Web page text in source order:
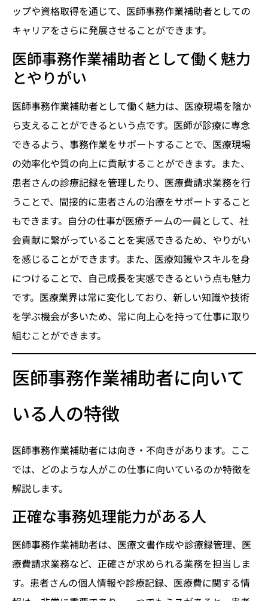
ップや資格取得を通じて、医師事務作業補助者としての
キャリアをさらに発展させることができます。
医師事務作業補助者として働く魅力
とやりがい
医師事務作業補助者として働く魅力は、医療現場を陰か
ら支えることができるという点です。医師が診療に専念
できるよう、事務作業をサポートすることで、医療現場
の効率化や質の向上に貢献することができます。また、
患者さんの診療記録を管理したり、医療費請求業務を行
うことで、間接的に患者さんの治療をサポートすること
もできます。自分の仕事が医療チームの一員として、社
会貢献に繋がっていることを実感できるため、やりがい
を感じることができます。また、医療知識やスキルを身
につけることで、自己成長を実感できるという点も魅力
です。医療業界は常に変化しており、新しい知識や技術
を学ぶ機会が多いため、常に向上心を持って仕事に取り
組むことができます。
医師事務作業補助者に向いて
いる人の特徴
医師事務作業補助者には向き・不向きがあります。ここ
では、どのような人がこの仕事に向いているのか特徴を
解説します。
正確な事務処理能力がある人
医師事務作業補助者は、医療文書作成や診療録管理、医
療費請求業務など、正確さが求められる業務を担当しま
す。患者さんの個人情報や診療記録、医療費に関する情